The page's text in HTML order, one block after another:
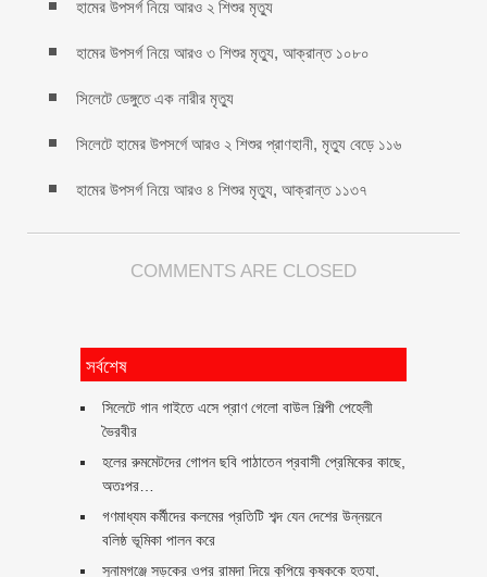
হামের উপসর্গ নিয়ে আরও ২ শিশুর মৃত্যু
হামের উপসর্গ নিয়ে আরও ৩ শিশুর মৃত্যু, আক্রান্ত ১০৮০
সিলেটে ডেঙ্গুতে এক নারীর মৃত্যু
সিলেটে হামের উপসর্গে আরও ২ শিশুর প্রাণহানী, মৃত্যু বেড়ে ১১৬
হামের উপসর্গ নিয়ে আরও ৪ শিশুর মৃত্যু, আক্রান্ত ১১৩৭
COMMENTS ARE CLOSED
সর্বশেষ
সিলেটে গান গাইতে এসে প্রাণ গেলো বাউল শিল্পী পেহেলী
ভৈরবীর
হলের রুমমেটদের গোপন ছবি পাঠাতেন প্রবাসী প্রেমিকের কাছে,
অতঃপর…
গণমাধ্যম কর্মীদের কলমের প্রতিটি শব্দ যেন দেশের উন্নয়নে
বলিষ্ঠ ভূমিকা পালন করে
সুনামগঞ্জে সড়কের ওপর রামদা দিয়ে কুপিয়ে কৃষককে হত্যা,